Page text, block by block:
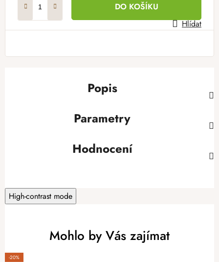
DO KOŠÍKU
Hlídat
Popis
Parametry
Hodnocení
High-contrast mode
Mohlo by Vás zajímat
-20%